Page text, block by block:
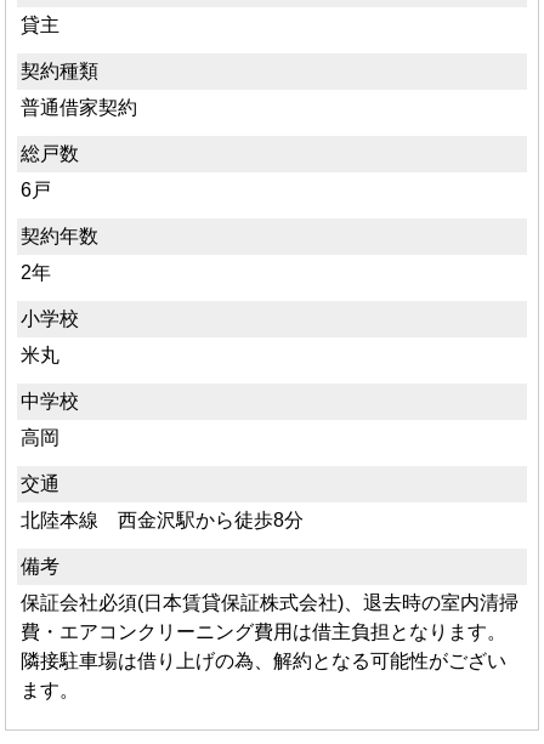
貸主
契約種類
普通借家契約
総戸数
6戸
契約年数
2年
小学校
米丸
中学校
高岡
交通
北陸本線 西金沢駅から徒歩8分
備考
保証会社必須(日本賃貸保証株式会社)、退去時の室内清掃
費・エアコンクリーニング費用は借主負担となります。
隣接駐車場は借り上げの為、解約となる可能性がござい
ます。